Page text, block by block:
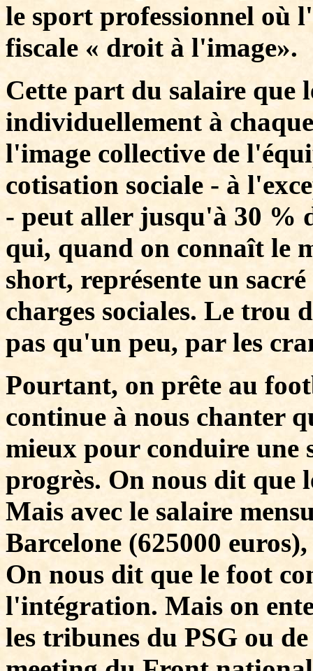
le sport professionnel où
fiscale « droit à l'image».
Cette part du salaire que
individuellement à
l'image collective de
cotisation sociale - à
- peut aller jusqu'à 30 %
qui, quand on connaît le
short, représente un
charges sociales. Le trou
pas qu'un peu, par les
Pourtant, on prête au
continue à nous chanter
mieux pour conduire une
progrès. On nous dit que
Mais avec le salaire
Barcelone (625000
On nous dit que le foot
l'intégration. Mais on
les tribunes du PSG ou